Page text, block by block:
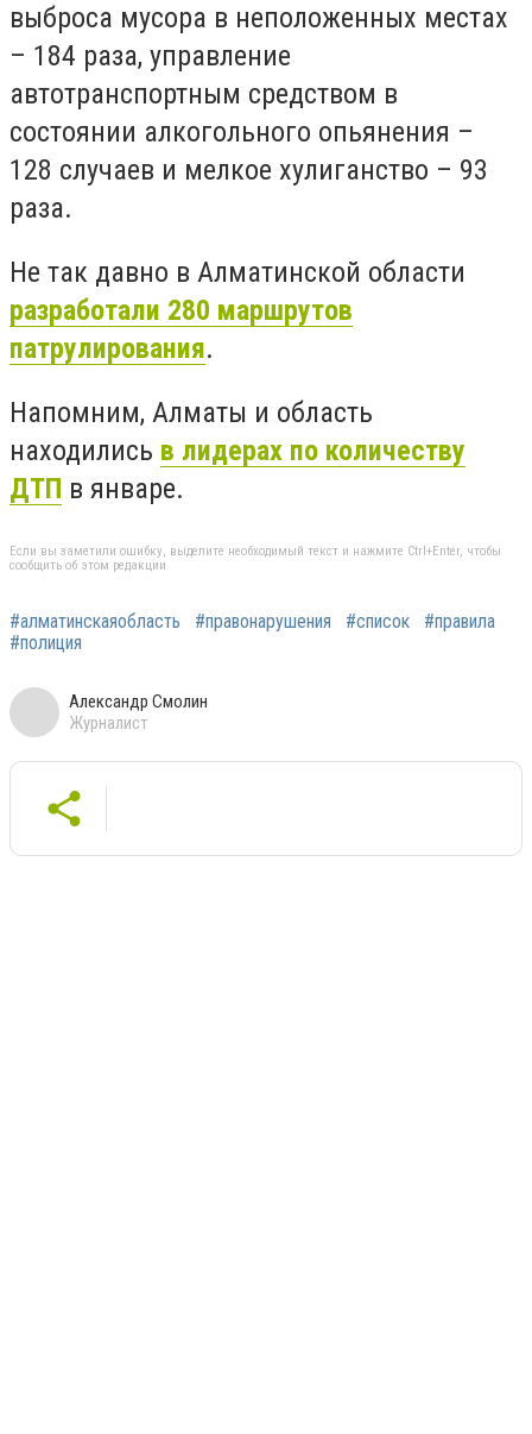
выброса мусора в неположенных местах
– 184 раза, управление
автотранспортным средством в
состоянии алкогольного опьянения –
128 случаев и мелкое хулиганство – 93
раза.
Не так давно в Алматинской области
разработали 280 маршрутов
патрулирования.
Напомним, Алматы и область
находились в лидерах по количеству
ДТП в январе.
Если вы заметили ошибку, выделите необходимый текст и нажмите Ctrl+Enter, чтобы
сообщить об этом редакции
#алматинскаяобласть #правонарушения #список
#правила
#полиция
Александр Смолин
Журналист